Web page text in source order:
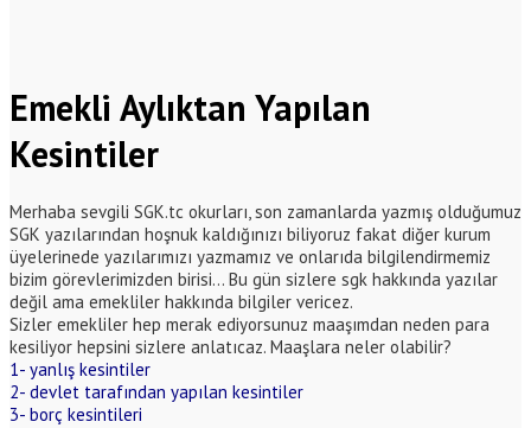
Emekli Aylıktan Yapılan
Kesintiler
Merhaba sevgili SGK.tc okurları, son zamanlarda yazmış olduğumuz
SGK yazılarından hoşnuk kaldığınızı biliyoruz fakat diğer kurum
üyelerinede yazılarımızı yazmamız ve onlarıda bilgilendirmemiz
bizim görevlerimizden birisi… Bu gün sizlere sgk hakkında yazılar
değil ama emekliler hakkında bilgiler vericez.
Sizler emekliler hep merak ediyorsunuz maaşımdan neden para
kesiliyor hepsini sizlere anlatıcaz. Maaşlara neler olabilir?
1- yanlış kesintiler
2- devlet tarafından yapılan kesintiler
3- borç kesintileri